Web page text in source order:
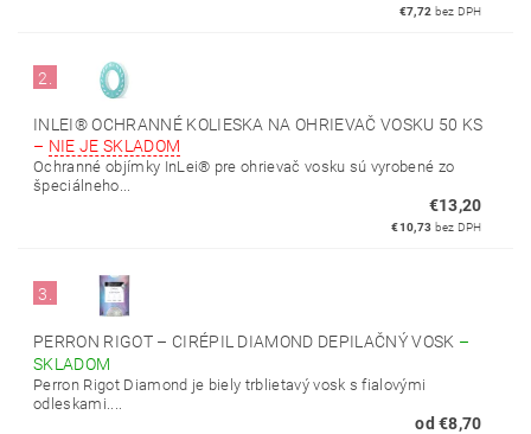
€7,72 bez DPH
2.
INLEI® OCHRANNÉ KOLIESKA NA OHRIEVAČ VOSKU 50 KS
– NIE JE SKLADOM
Ochranné objímky InLei® pre ohrievač vosku sú vyrobené zo
špeciálneho...
€13,20
€10,73 bez DPH
3.
PERRON RIGOT – CIRÉPIL DIAMOND DEPILAČNÝ VOSK –
SKLADOM
Perron Rigot Diamond je biely trblietavý vosk s fialovými
odleskami....
od €8,70